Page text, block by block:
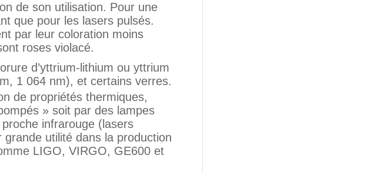
de son utilisation. Pour une
que pour les lasers pulsés.
par leur coloration moins
roses violacé.
d’yttrium-lithium ou yttrium
1 064 nm), et certains verres.
de propriétés thermiques,
» soit par des lampes
infrarouge (lasers
utilité dans la production
LIGO, VIRGO, GE600 et